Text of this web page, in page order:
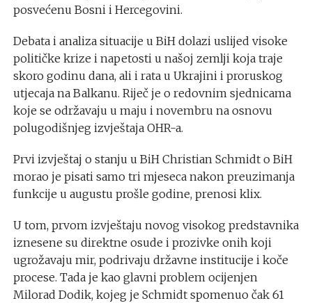
posvećenu Bosni i Hercegovini.
Debata i analiza situacije u BiH dolazi uslijed visoke
političke krize i napetosti u našoj zemlji koja traje
skoro godinu dana, ali i rata u Ukrajini i proruskog
utjecaja na Balkanu. Riječ je o redovnim sjednicama
koje se održavaju u maju i novembru na osnovu
polugodišnjeg izvještaja OHR-a.
Prvi izvještaj o stanju u BiH Christian Schmidt o BiH
morao je pisati samo tri mjeseca nakon preuzimanja
funkcije u augustu prošle godine, prenosi klix.
U tom, prvom izvještaju novog visokog predstavnika
iznesene su direktne osude i prozivke onih koji
ugrožavaju mir, podrivaju državne institucije i koče
procese. Tada je kao glavni problem ocijenjen
Milorad Dodik, kojeg je Schmidt spomenuo čak 61